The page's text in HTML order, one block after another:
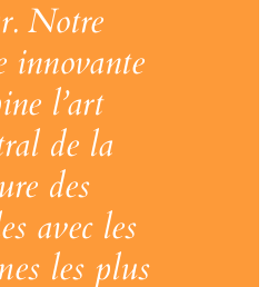
Notre
innovante
l’art
de la
des
avec les
les plus